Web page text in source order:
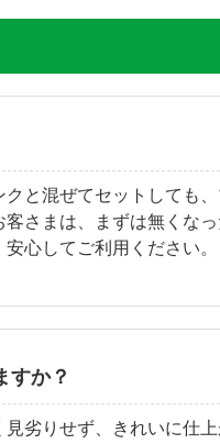
と混ぜてセットしても
さまは、まずは無くな
心してご利用ください。
すか？
劣りせず、きれいに仕